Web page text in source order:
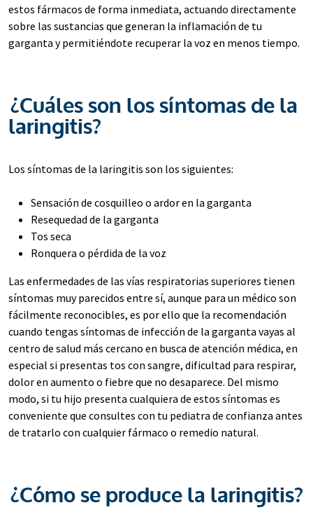
estos fármacos de forma inmediata, actuando directamente
sobre las sustancias que generan la inflamación de tu
garganta y permitiéndote recuperar la voz en menos tiempo.
¿Cuáles son los síntomas de la
laringitis?
Los síntomas de la laringitis son los siguientes:
Sensación de cosquilleo o ardor en la garganta
Resequedad de la garganta
Tos seca
Ronquera o pérdida de la voz
Las enfermedades de las vías respiratorias superiores tienen
síntomas muy parecidos entre sí, aunque para un médico son
fácilmente reconocibles, es por ello que la recomendación
cuando tengas síntomas de infección de la garganta vayas al
centro de salud más cercano en busca de atención médica, en
especial si presentas tos con sangre, dificultad para respirar,
dolor en aumento o fiebre que no desaparece. Del mismo
modo, si tu hijo presenta cualquiera de estos síntomas es
conveniente que consultes con tu pediatra de confianza antes
de tratarlo con cualquier fármaco o remedio natural.
¿Cómo se produce la laringitis?